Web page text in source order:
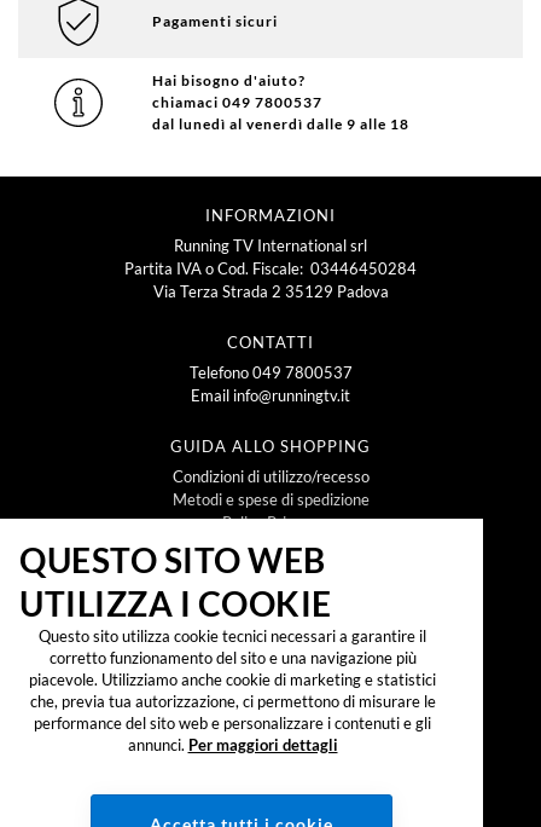
Pagamenti sicuri
Hai bisogno d'aiuto?
chiamaci 049 7800537
dal lunedì al venerdì dalle 9 alle 18
INFORMAZIONI
Running TV International srl
Partita IVA o Cod. Fiscale: 03446450284
Via Terza Strada 2 35129 Padova
CONTATTI
Telefono049 7800537
Email info@runningtv.it
GUIDA ALLO SHOPPING
Condizioni di utilizzo/recesso
Metodi e spese di spedizione
Policy Privacy
Policy Cookie
NEWSLETTER
Iscrivendomi alla newsletter dichiaro di aver preso
visione dell'
informativa sul trattamento dei dati
personali secondo il reg. UE 2016/679 ("GDPR")
accetto di ricevere promozioni, offerte e
QUESTO SITO WEB
UTILIZZA I COOKIE
Questo sito utilizza cookie tecnici necessari a garantire il
corretto funzionamento del sito e una navigazione più
piacevole. Utilizziamo anche cookie di marketing e statistici
che, previa tua autorizzazione, ci permettono di misurare le
performance del sito web e personalizzare i contenuti e gli
annunci. Per maggiori dettagli